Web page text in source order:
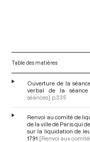
Table des matières
Ouverture de la
verbal de la
séances] p.335
Renvoi au comité de
de la ville de Paris qui
sur la liquidation de
1791 [Renvoi aux